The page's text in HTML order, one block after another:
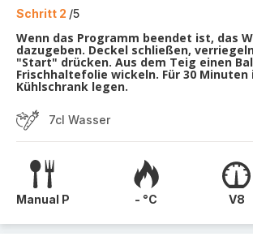
Schritt 2 /5
Wenn das Programm beendet ist, das
dazugeben. Deckel schließen,
"Start" drücken. Aus dem Teig einen
Frischhaltefolie wickeln. Für 30 Minuten
Kühlschrank legen.
7cl Wasser
Manual P - °C V8